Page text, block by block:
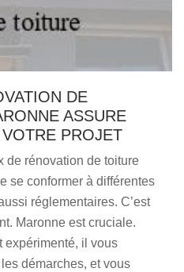
DE
ASSURE
PROJET
de rénovation de toiture
se conformer à différentes
réglementaires. C’est
Maronne est cruciale.
expérimenté, il vous
démarches, et vous